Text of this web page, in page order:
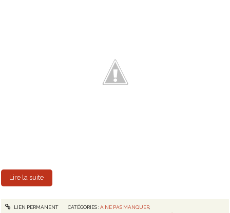
Lire la suite
LIEN PERMANENT CATÉGORIES :A NE PAS MANQUER,